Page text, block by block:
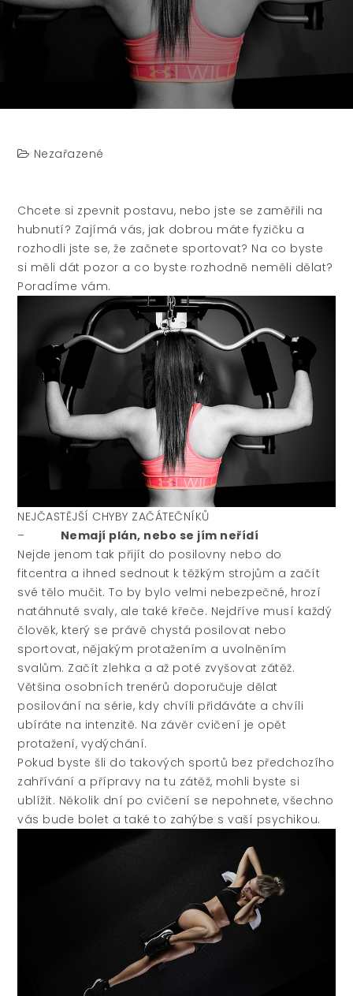
Nezařazené
Chcete si zpevnit postavu, nebo jste se zaměřili na
hubnutí? Zajímá vás, jak dobrou máte fyzičku a
rozhodli jste se, že začnete sportovat? Na co byste
si měli dát pozor a co byste rozhodně neměli dělat?
Poradíme vám.
NEJČASTĚJŠÍ CHYBY ZAČÁTEČNÍKŮ
– Nemají plán, nebo se jím neřídí
Nejde jenom tak přijít do posilovny nebo do
fitcentra a ihned sednout k těžkým strojům a začít
své tělo mučit. To by bylo velmi nebezpečné, hrozí
natáhnuté svaly, ale také křeče. Nejdříve musí každý
člověk, který se právě chystá posilovat nebo
sportovat, nějakým protažením a uvolněním
svalům. Začít zlehka a až poté zvyšovat zátěž.
Většina osobních trenérů doporučuje dělat
posilování na série, kdy chvíli přidáváte a chvíli
ubíráte na intenzitě. Na závěr cvičení je opět
protažení, vydýchání.
Pokud byste šli do takových sportů bez předchozího
zahřívání a přípravy na tu zátěž, mohli byste si
ublížit. Několik dní po cvičení se nepohnete, všechno
vás bude bolet a také to zahýbe s vaší psychikou.